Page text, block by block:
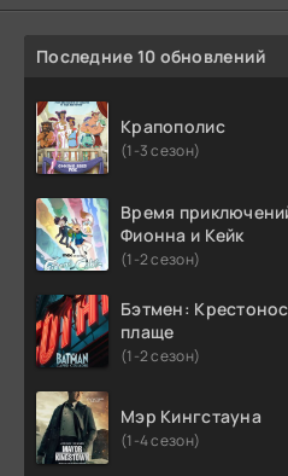
Последние 10 обновлений
Крапополис
(1-3 сезон)
Время
Фионна и Кейк
(1-2 сезон)
Бэтмен:
плаще
(1-2 сезон)
Мэр Кингстауна
(1-4 сезон)